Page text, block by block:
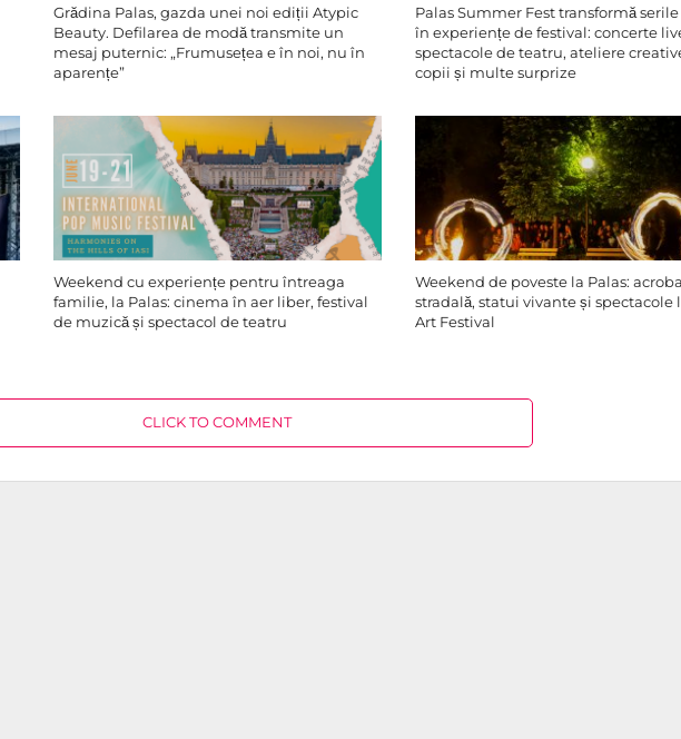
Grădina Palas, gazda unei noi ediții Atypic
Beauty. Defilarea de modă transmite un
mesaj puternic: „Frumusețea e în noi, nu în
aparențe”
Palas Summer Fest transformă serile
în experiențe de festival: concerte
spectacole de teatru, ateliere
copii și multe surprize
Weekend cu experiențe pentru întreaga
familie, la Palas: cinema în aer liber, festival
de muzică și spectacol de teatru
Weekend de poveste la Palas:
stradală, statui vivante și spectacole
Art Festival
CLICK TO COMMENT